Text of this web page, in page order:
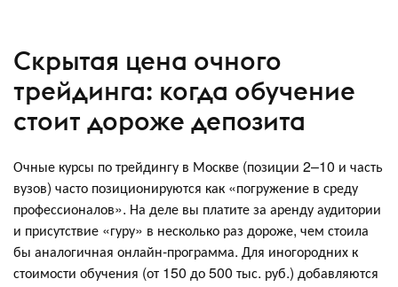
Скрытая цена очного
трейдинга: когда обучение
стоит дороже депозита
Очные курсы по трейдингу в Москве (позиции 2–10 и часть
вузов) часто позиционируются как «погружение в среду
профессионалов». На деле вы платите за аренду аудитории
и присутствие «гуру» в несколько раз дороже, чем стоила
бы аналогичная онлайн‑программа. Для иногородних к
стоимости обучения (от 150 до 500 тыс. руб.) добавляются